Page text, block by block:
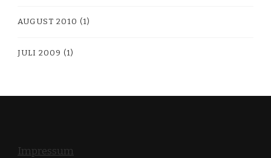
AUGUST 2010 (1)
JULI 2009 (1)
Impressum